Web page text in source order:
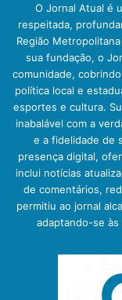
O Jornal Atual é
respeitada,
Região
sua fundação, o
comunidade,
política local e
esportes e cultura.
inabalável com a
e a fidelidade de
presença digital,
inclui notícias
de comentários,
permitiu ao jornal
adaptando-se às